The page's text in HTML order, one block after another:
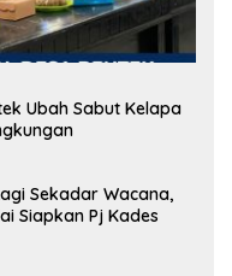
Ubah Sabut Kelapa
Sekadar Wacana,
Siapkan Pj Kades